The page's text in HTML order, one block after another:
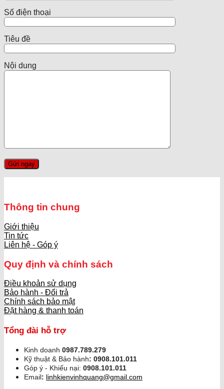
Số điện thoại
Tiêu đề
Nội dung
Thông tin chung
Giới thiệu
Tin tức
Liên hệ - Góp ý
Quy định và chính sách
Điều khoản sử dụng
Bảo hành - Đổi trả
Chính sách bảo mật
Đặt hàng & thanh toán
Tổng đài hỗ trợ
Kinh doanh 0987.789.279
Kỹ thuật & Bảo hành: 0908.101.011
Góp ý - Khiếu nại: 0908.101.011
Email: linhkienvinhquang@gmail.com